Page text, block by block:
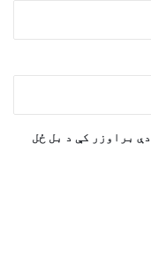
براوزر کې د بل ځل